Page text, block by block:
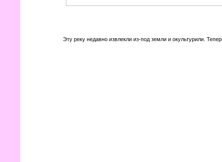
Эту реку недавно извлекли из-под земли и окультурили.